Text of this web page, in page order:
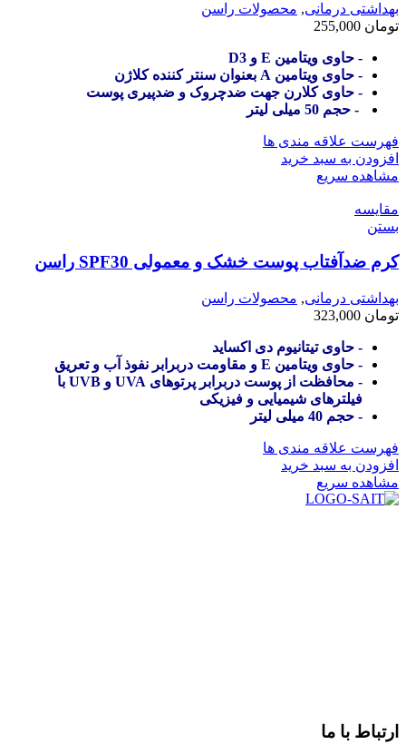
بهداشتی درمانی, محصولات راسن
تومان
- حاوی ویتامین E و D3
- حاوی ویتامین A بعنوان سنتر کننده کلاژن
- حاوی کلارن جهت ضدچروک و ضدپیری پوست
- حجم 50 میلی لیتر
فهرست علاقه مندی ها
افزودن به سبد خرید
مشاهده سریع
مقایسه
بستن
کرم ضدآفتاب پوست خشک و معمولی SPF30 راسن
بهداشتی درمانی, محصولات راسن
تومان
- حاوی تیتانیوم دی اکساید
- حاوی ویتامین E و مقاومت دربرابر نفوذ آب و تعریق
- محافظت از پوست دربرابر پرتوهای UVA و UVB با
فیلترهای شیمیایی و فیزیکی
- حجم 40 میلی لیتر
فهرست علاقه مندی ها
افزودن به سبد خرید
مشاهده سریع
ارتباط با ما